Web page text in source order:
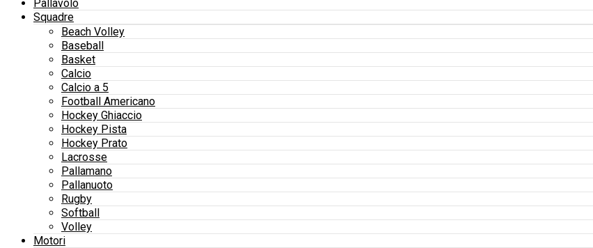
Pallavolo
Squadre
Beach Volley
Baseball
Basket
Calcio
Calcio a 5
Football Americano
Hockey Ghiaccio
Hockey Pista
Hockey Prato
Lacrosse
Pallamano
Pallanuoto
Rugby
Softball
Volley
Motori